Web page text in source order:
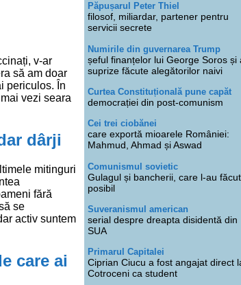
v-ar
să am doar
periculos. În
vezi seara
dârji
mitinguri
fără
se
activ suntem
care ai
Păpușarul Peter Thiel
filosof, miliardar, partener pentru
servicii secrete
Numirile din guvernarea Trump
șeful finanțelor lui George Soros și
suprize făcute alegătorilor naivi
Curtea Constituțională pune capăt
democrației din post-comunism
Cei trei ciobănei
care exportă mioarele României:
Mahmud, Ahmad și Aswad
Comunismul sovietic
Gulagul și bancherii, care l-au făcut
posibil
Suveranismul american
serial despre dreapta disidentă din
SUA
Primarul Capitalei
Ciprian Ciucu a fost angajat direct
Cotroceni ca student